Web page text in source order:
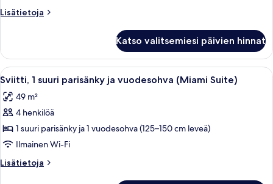
Lisätietoja
Lisätietoja
suuri
parisänky
Katso valitsemiesi päivien hinnat
Avaa
kaikki
huonetyypin
Sviitti,
1
suuri
parisänky
ja
Hotellihuone, jossa on sänky,
6
Sviitti, 1 suuri parisänky ja vuodesohva (Miami Suite)
49 m²
4 henkilöä
1 suuri parisänky ja 1 vuodesohva (125–150 cm leveä)
Ilmainen Wi-Fi
Lisätietoja
Lisätietoja